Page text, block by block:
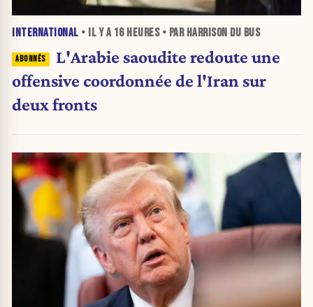
INTERNATIONAL • IL Y A 16 HEURES• PAR HARRISON DU BUS
L'Arabie saoudite redoute une
offensive coordonnée de l'Iran sur
deux fronts